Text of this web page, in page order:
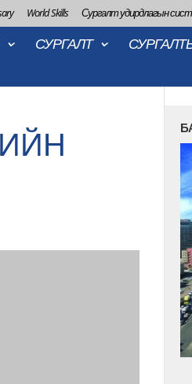
World Skills Сургалт удирдлагын
СУРГАЛТ